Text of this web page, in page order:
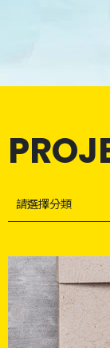
請選擇分類